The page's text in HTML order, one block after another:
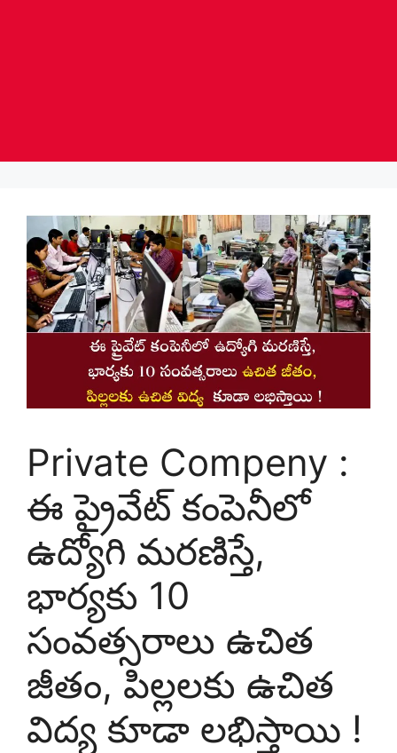
Private Compeny :
ఈ ప్రైవేట్ కంపెనీలో
ఉద్యోగి మరణిస్తే,
భార్యకు 10
సంవత్సరాలు ఉచిత
జీతం, పిల్లలకు ఉచిత
విద్య కూడా లభిస్తాయి !